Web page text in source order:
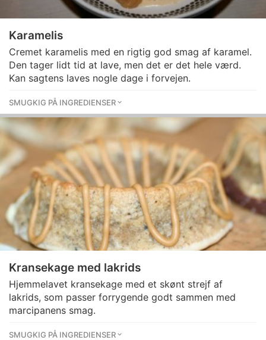
Karamelis
Cremet karamelis med en rigtig god smag af karamel.
Den tager lidt tid at lave, men det er det hele værd.
Kan sagtens laves nogle dage i forvejen.
SMUGKIG PÅ INGREDIENSER
Kransekage med lakrids
Hjemmelavet kransekage med et skønt strejf af
lakrids, som passer forrygende godt sammen med
marcipanens smag.
SMUGKIG PÅ INGREDIENSER